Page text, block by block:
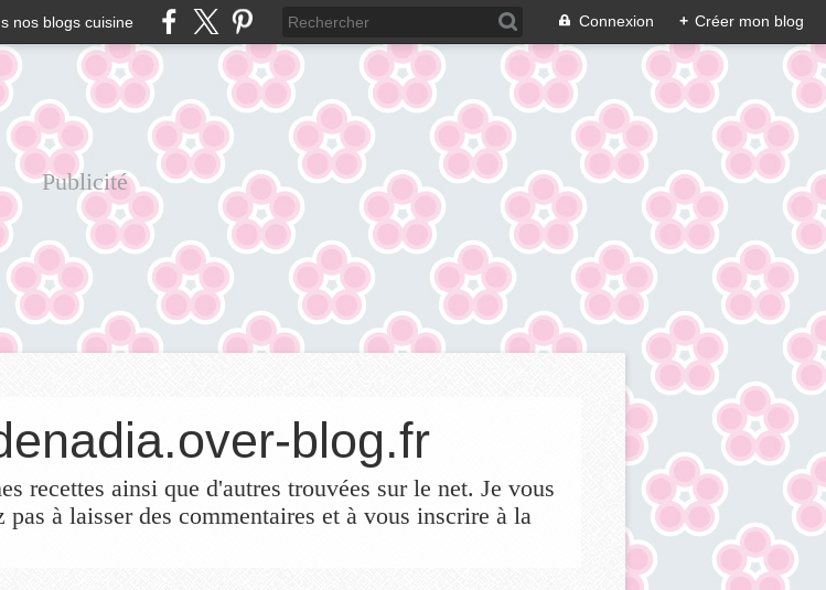
nos blogs cuisine Connexion + Créer mon blog
Publicité
blog.fr
recettes ainsi que d'autres trouvées sur le net. Je vous
à laisser des commentaires et à vous inscrire à la